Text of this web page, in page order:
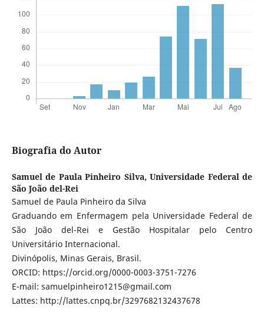
Biografia do Autor
Samuel de Paula Pinheiro Silva,Universidade Federal de
São João del-Rei
Samuel de Paula Pinheiro da Silva
Graduando em Enfermagem pela Universidade Federal de
São João del-Rei e Gestão Hospitalar pelo Centro
Universitário Internacional.
Divinópolis, Minas Gerais, Brasil.
ORCID: https://orcid.org/0000-0003-3751-7276
E-mail: samuelpinheiro1215@gmail.com
Lattes: http://lattes.cnpq.br/3297682132437678